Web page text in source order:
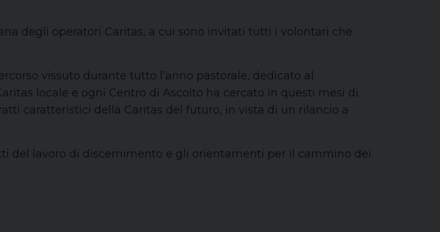
degli operatori Caritas, a cui sono invitati tutti i volontari che
vissuto durante tutto l’anno pastorale, dedicato al
locale e ogni Centro di Ascolto ha cercato in questi mesi di
caratteristici della Caritas del futuro, in vista di un rilancio a
del lavoro di discernimento e gli orientamenti per il cammino dei